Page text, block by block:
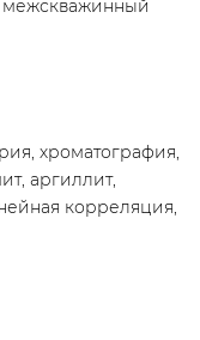
межскважинный
хроматография,
аргиллит,
корреляция,